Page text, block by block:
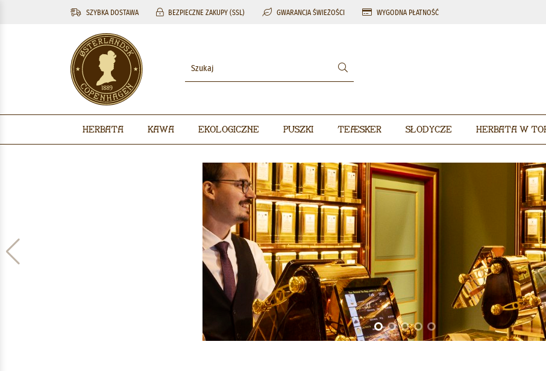
SZYBKA DOSTAWA BEZPIECZNE ZAKUPY (SSL) GWARANCJA ŚWIEŻOŚCI WYGODNA PŁATNOŚĆ
Herbata Kawa Ekologiczne Puszki Teæsker Słodycze Herbata w